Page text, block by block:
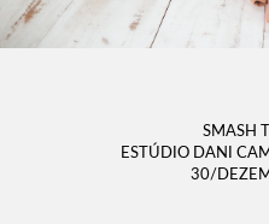
SMASH
ESTÚDIO DANI
30/